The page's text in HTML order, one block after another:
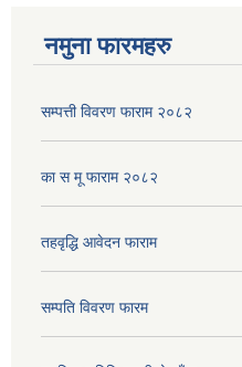
नमुना फारमहरु
सम्पत्ती विवरण फाराम २०८२
का स मू फाराम २०८२
तहवृद्धि आवेदन फाराम
सम्पति विवरण फारम